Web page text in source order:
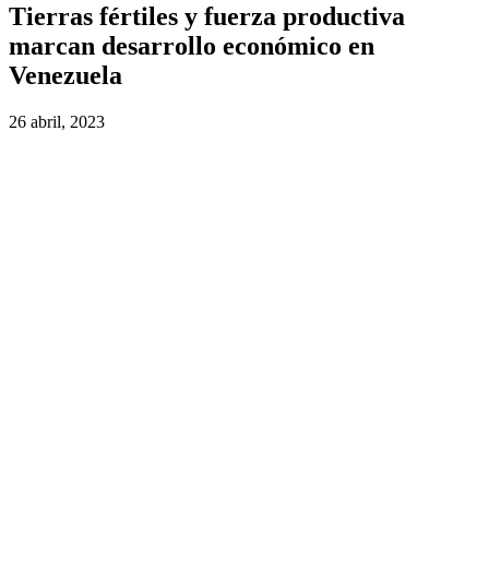
Tierras fértiles y fuerza productiva
marcan desarrollo económico en
Venezuela
26 abril, 2023